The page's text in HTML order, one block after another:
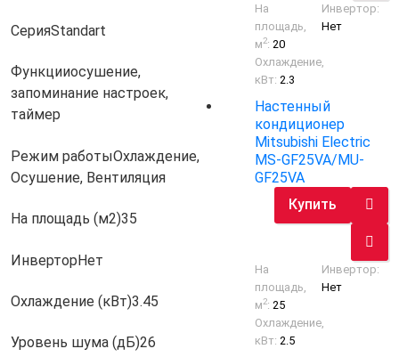
СерияStandart
Функцииосушение,
запоминание настроек,
таймер
Режим работыОхлаждение,
Осушение, Вентиляция
На площадь (м2)35
ИнверторНет
Охлаждение (кВт)3.45
Уровень шума (дБ)26
На
площадь,
м2: 20
Инвертор:
Нет
Охлаждение,
кВт: 2.3
Настенный
кондиционер
Mitsubishi Electric
MS-GF25VA/MU-
GF25VA
Купить
На
площадь,
м2: 25
Инвертор:
Нет
Охлаждение,
кВт: 2.5